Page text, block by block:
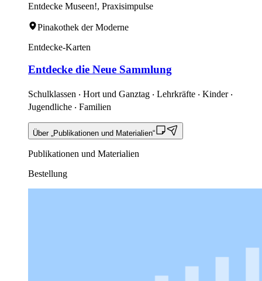
Entdecke Museen!, Praxisimpulse
Pinakothek der Moderne
Entdecke-Karten
Entdecke die Neue Sammlung
Schulklassen ‧ Hort und Ganztag ‧ Lehrkräfte ‧ Kinder ‧
Jugendliche ‧ Familien
Über „Publikationen und Materialien“
Publikationen und Materialien
Bestellung